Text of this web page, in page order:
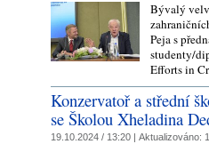
Bývalý
Peja s
studenty/
Efforts in
Konzervatoř a střední
se Školou Xheladina
19.10.2024 / 13:20 | Aktualizováno: